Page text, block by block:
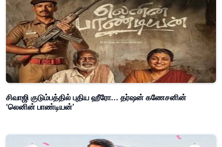
சிவாஜி குடும்பத்தில் புதிய ஹீரோ... தர்ஷன் கணேசனின்
‘லெனின் பாண்டியன்’